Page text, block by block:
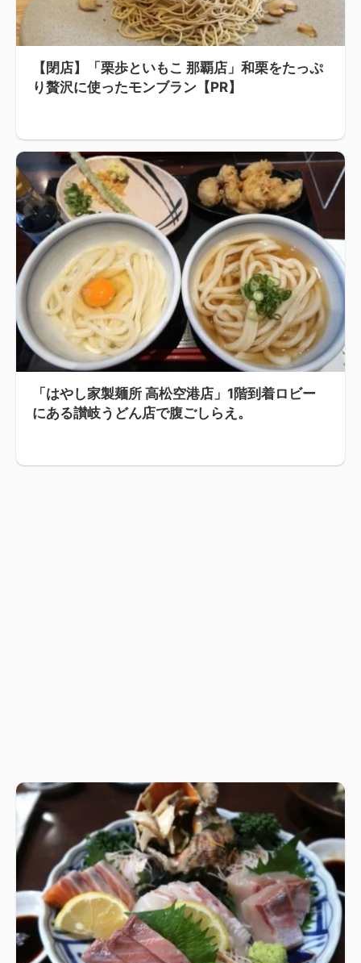
【閉店】「栗歩といもこ 那覇店」和栗をたっぷ
り贅沢に使ったモンブラン【PR】
「はやし家製麺所 高松空港店」1階到着ロビー
にある讃岐うどん店で腹ごしらえ。